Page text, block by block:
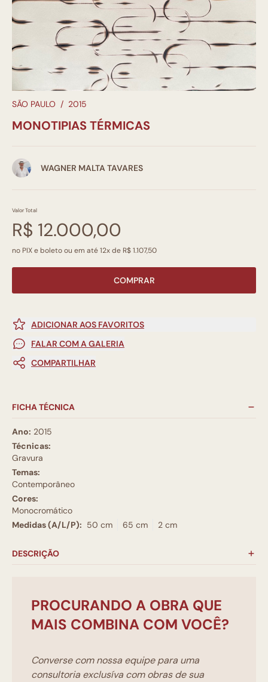
SÃO PAULO / 2015
MONOTIPIAS TÉRMICAS
WAGNER MALTA TAVARES
Valor Total
R$ 12.000,00
no PIX e boleto ou em até 12x de R$ 1.107,50
COMPRAR
ADICIONAR AOS FAVORITOS
FALAR COM A GALERIA
COMPARTILHAR
FICHA TÉCNICA
Ano: 2015
Técnicas:
Gravura
Temas:
Contemporâneo
Cores:
Monocromático
Medidas (A/L/P): 50 cm 65 cm 2 cm
DESCRIÇÃO
PROCURANDO A OBRA QUE
MAIS COMBINA COM VOCÊ?
Converse com nossa equipe para uma
consultoria exclusíva com obras de sua